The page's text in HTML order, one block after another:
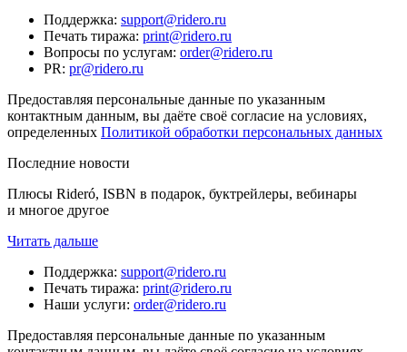
Поддержка: support@ridero.ru
Печать тиража: print@ridero.ru
Вопросы по услугам: order@ridero.ru
PR: pr@ridero.ru
Предоставляя персональные данные по указанным
контактным данным, вы даёте своё согласие на условиях,
определенных Политикой обработки персональных данных
Последние новости
Плюсы Rideró, ISBN в подарок, буктрейлеры, вебинары
и многое другое
Читать дальше
Поддержка: support@ridero.ru
Печать тиража: print@ridero.ru
Наши услуги: order@ridero.ru
Предоставляя персональные данные по указанным